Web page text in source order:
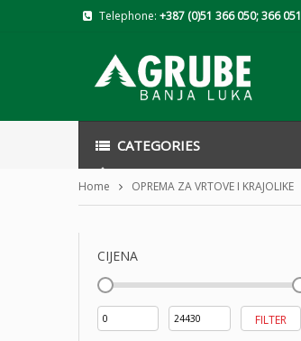
Telephone: +387 (0)51 366 050; 366 051
CATEGORIES
Home OPREMA ZA VRTOVE I KRAJOLIKE
CIJENA
FILTER